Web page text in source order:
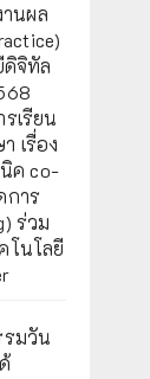
านผล
ดิจิทัล
เรียน
เรื่อง
ค co-
การ
ร่วม
โนโลยี
มวัน